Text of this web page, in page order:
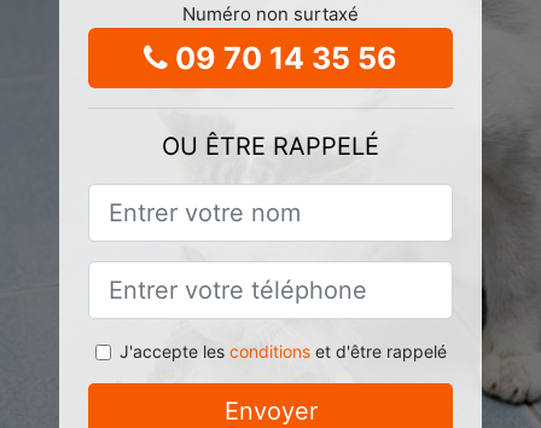
Numéro non surtaxé
09 70 14 35 56
OU ÊTRE RAPPELÉ
J'accepte les conditionset d'être rappelé
Envoyer